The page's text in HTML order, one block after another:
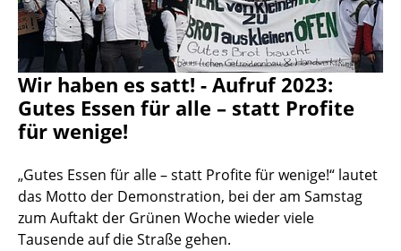
Wir haben es satt! - Aufruf 2023:
Gutes Essen für alle – statt Profite
für wenige!
„Gutes Essen für alle – statt Profite für wenige!“ lautet
das Motto der Demonstration, bei der am Samstag
zum Auftakt der Grünen Woche wieder viele
Tausende auf die Straße gehen.